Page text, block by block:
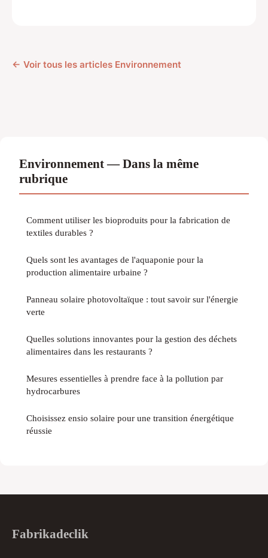
← Voir tous les articles Environnement
Environnement — Dans la même
rubrique
Comment utiliser les bioproduits pour la fabrication de
textiles durables ?
Quels sont les avantages de l'aquaponie pour la
production alimentaire urbaine ?
Panneau solaire photovoltaïque : tout savoir sur l'énergie
verte
Quelles solutions innovantes pour la gestion des déchets
alimentaires dans les restaurants ?
Mesures essentielles à prendre face à la pollution par
hydrocarbures
Choisissez ensio solaire pour une transition énergétique
réussie
Fabrikadeclik